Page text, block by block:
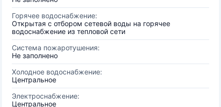
Горячее водоснабжение:
Открытая с отбором сетевой воды на горячее
водоснабжение из тепловой сети
Система пожаротушения:
Не заполнено
Холодное водоснабжение:
Центральное
Электроснабжение:
Центральное